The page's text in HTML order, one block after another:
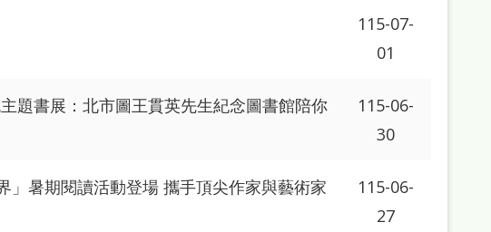
115-07-
01
題書展：北市圖王貫英先生紀念圖書館陪你
115-06-
30
」暑期閱讀活動登場 攜手頂尖作家與藝術家
115-06-
27